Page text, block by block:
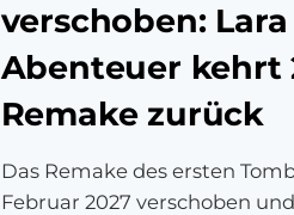
verschoben:
Abenteuer kehrt
Remake zurück
Das Remake des ersten
Februar 2027 verschoben